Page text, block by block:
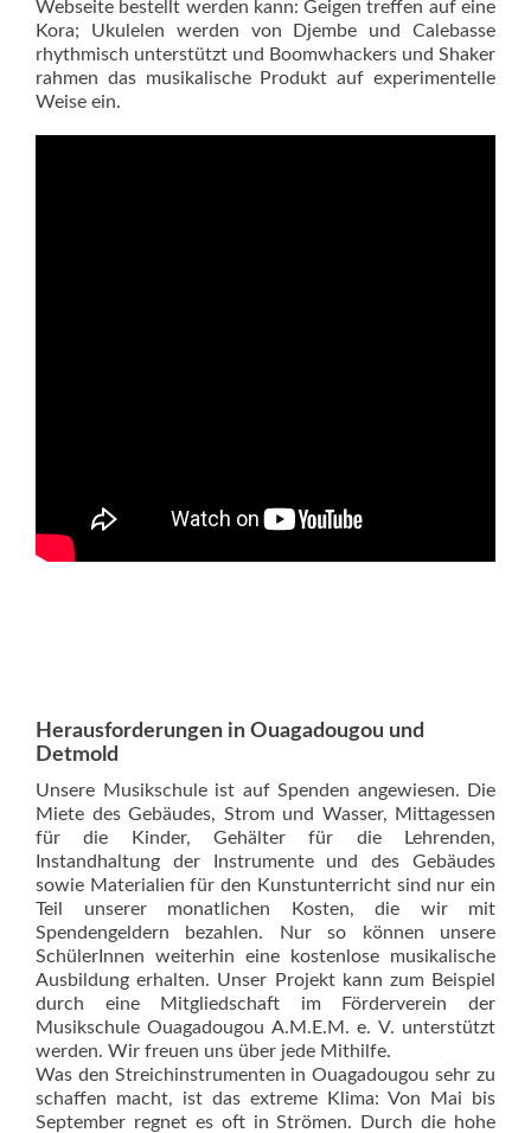
Webseite bestellt werden kann: Geigen treffen auf eine
Kora; Ukulelen werden von Djembe und Calebasse
rhythmisch unterstützt und Boomwhackers und Shaker
rahmen das musikalische Produkt auf experimentelle
Weise ein.
Herausforderungen in Ouagadougou und
Detmold
Unsere Musikschule ist auf Spenden angewiesen. Die
Miete des Gebäudes, Strom und Wasser, Mittagessen
für die Kinder, Gehälter für die Lehrenden,
Instandhaltung der Instrumente und des Gebäudes
sowie Materialien für den Kunstunterricht sind nur ein
Teil unserer monatlichen Kosten, die wir mit
Spendengeldern bezahlen. Nur so können unsere
SchülerInnen weiterhin eine kostenlose musikalische
Ausbildung erhalten. Unser Projekt kann zum Beispiel
durch eine Mitgliedschaft im Förderverein der
Musikschule Ouagadougou A.M.E.M. e. V. unterstützt
werden. Wir freuen uns über jede Mithilfe.
Was den Streichinstrumenten in Ouagadougou sehr zu
schaffen macht, ist das ext­reme Klima: Von Mai bis
September regnet es oft in Strömen. Durch die hohe